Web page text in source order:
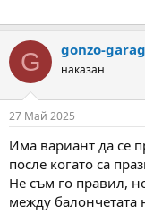
G gonzo-
наказан
27 Май 2025
Има вариант да се
после когато са
Не съм го правил,
между балончетата